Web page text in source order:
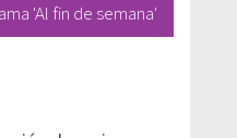
'Al fin de semana'